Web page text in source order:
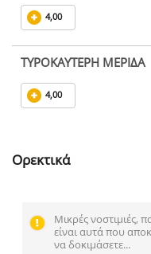
4,00
ΤΥΡΟΚΑΥΤΕΡΗ ΜΕΡΙΔΑ
4,00
Ορεκτικά
Μικρές νοστιμιές,
είναι αυτά που
να δοκιμάσετε...